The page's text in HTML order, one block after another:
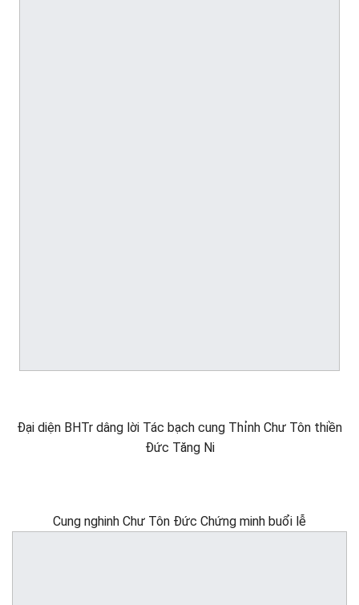
Đại diện BHTr dâng lời Tác bạch cung Thỉnh Chư Tôn thiền
Đức Tăng Ni
Cung nghinh Chư Tôn Đức Chứng minh buổi lễ